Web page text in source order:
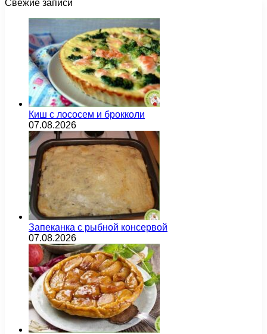
Свежие записи
Киш с лососем и брокколи
07.08.2026
Запеканка с рыбной консервой
07.08.2026